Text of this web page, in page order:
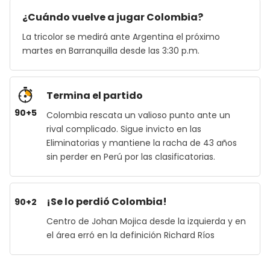
¿Cuándo vuelve a jugar Colombia?
La tricolor se medirá ante Argentina el próximo
martes en Barranquilla desde las 3:30 p.m.
90+5
Termina el partido
Colombia rescata un valioso punto ante un
rival complicado. Sigue invicto en las
Eliminatorias y mantiene la racha de 43 años
sin perder en Perú por las clasificatorias.
90+2 ¡Se lo perdió Colombia!
Centro de Johan Mojica desde la izquierda y en
el área erró en la definición Richard Ríos